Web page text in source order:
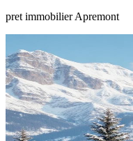
pret immobilier Apremont